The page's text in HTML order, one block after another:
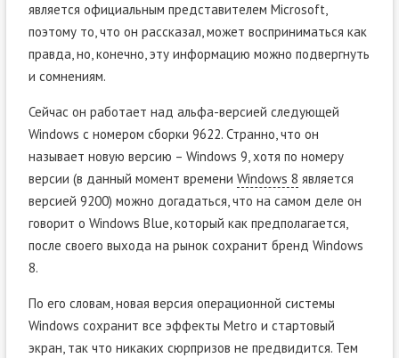
является официальным представителем Microsoft,
поэтому то, что он рассказал, может восприниматься как
правда, но, конечно, эту информацию можно подвергнуть
и сомнениям.
Сейчас он работает над альфа-версией следующей
Windows с номером сборки 9622. Странно, что он
называет новую версию – Windows 9, хотя по номеру
версии (в данный момент времени Windows 8 является
версией 9200) можно догадаться, что на самом деле он
говорит о Windows Blue, который как предполагается,
после своего выхода на рынок сохранит бренд Windows
8.
По его словам, новая версия операционной системы
Windows сохранит все эффекты Metro и стартовый
экран, так что никаких сюрпризов не предвидится. Тем